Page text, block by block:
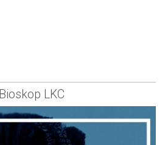
Bioskop LKC